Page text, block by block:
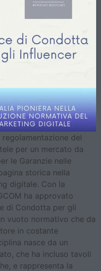
regolamentazione del
per un mercato da
le Garanzie nelle
storica nella
digitale. Con la
ha approvato
di Condotta per gli
vuoto normativo che da
in costante
nasce da un
che ha incluso tavoli
e rappresenta la